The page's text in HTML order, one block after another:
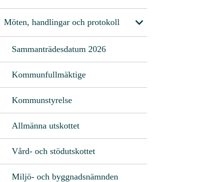
Möten, handlingar och protokoll
Sammanträdesdatum 2026
Kommunfullmäktige
Kommunstyrelse
Allmänna utskottet
Vård- och stödutskottet
Miljö- och byggnadsnämnden